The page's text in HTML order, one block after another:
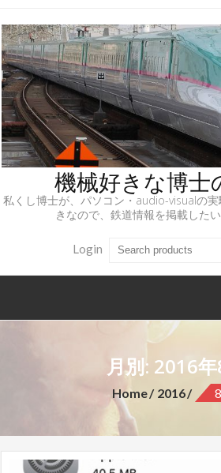
機械好きな博士
私くし博士が、パソコン・audio-visualの
きなので、鉄道情報を掲載したい
Login
月別: 2016年
Home 2016